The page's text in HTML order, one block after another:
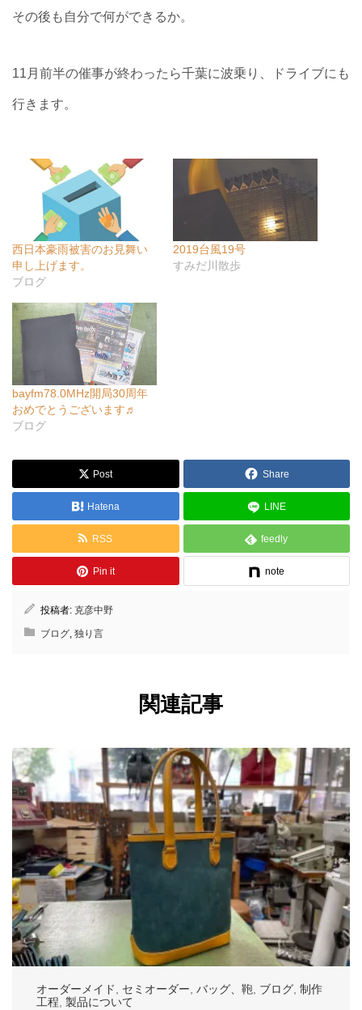
その後も自分で何ができるか。
11月前半の催事が終わったら千葉に波乗り、ドライブにも
行きます。
西日本豪雨被害のお見舞い
申し上げます。
ブログ
2019台風19号
すみだ川散歩
bayfm78.0MHz開局30周年
おめでとうございます♬
ブログ
Post Share
Hatena LINE
RSS feedly
Pin it note
投稿者: 克彦中野
ブログ, 独り言
関連記事
オーダーメイド セミオーダー バッグ、鞄 ブログ 制作
工程 製品について